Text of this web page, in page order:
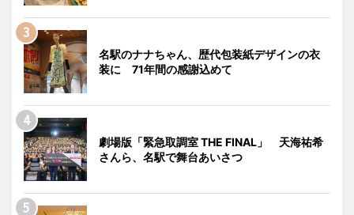
名駅のナナちゃん、歴代包装紙デザインの衣
装に 71年間の感謝込めて
劇場版「緊急取調室 THE FINAL」 天海祐希
さんら、名駅で舞台あいさつ